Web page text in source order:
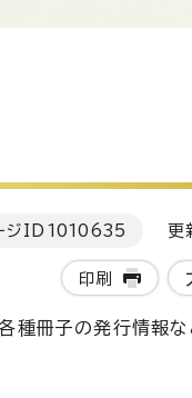
ジID 1010635 更
印刷
種冊子の発行情報